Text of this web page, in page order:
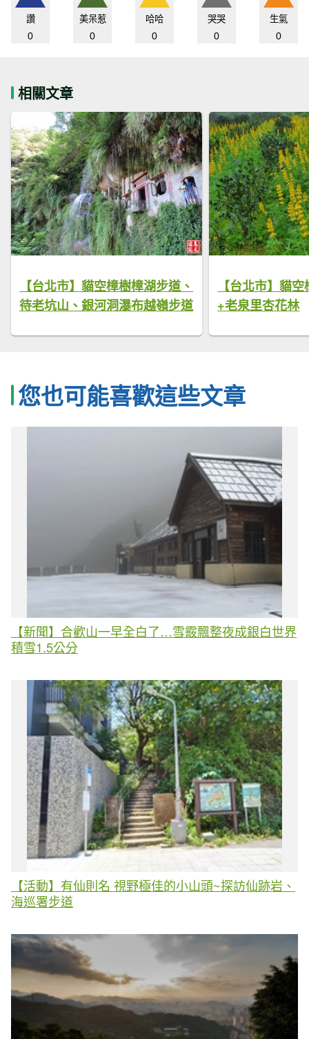
讚
0
美呆惹
0
哈哈
0
哭哭
0
生氣
0
相關文章
【台北市】貓空樟樹樟湖步道、
待老坑山、銀河洞瀑布越嶺步道
【台北市】貓
+老泉里杏花林
您也可能喜歡這些文章
【新聞】合歡山一早全白了…雪霰飄整夜成銀白世界
積雪1.5公分
【活動】有仙則名 視野極佳的小山頭~探訪仙跡岩、
海巡署步道